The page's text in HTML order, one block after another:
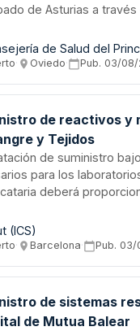
de Asturias a
necesidades del
El contrato
de Salud del
· Oviedo· Pub. 03/08/
de reactivos y
y Tejidos
de suministro
para los
deberá
para cualquier
evaluando las ofertas
(ICS)
· Barcelona· Pub. 03/
de sistemas
de Mutua Balear